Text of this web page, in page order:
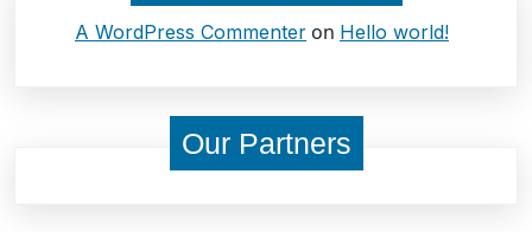
A WordPress Commenter on Hello world!
Our Partners